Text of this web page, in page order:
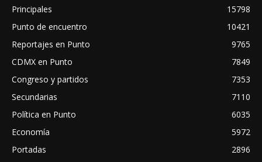
Principales
15798
Punto de encuentro
10421
Reportajes en Punto
9765
CDMX en Punto
7849
Congreso y partidos
7353
Secundarias
7110
Política en Punto
6035
Economía
5972
Portadas
2896